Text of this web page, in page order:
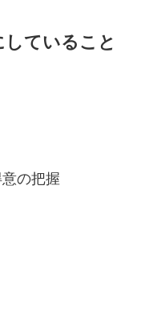
ていること
の把握